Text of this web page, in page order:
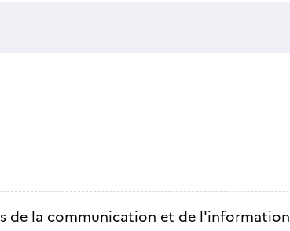
de la communication et de l'information